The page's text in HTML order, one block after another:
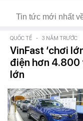
Tin tức mới nhất
QUỐC TẾ - 3 NĂM TRƯỚC
VinFast ‘chơi
điện hơn 4.800
lớn